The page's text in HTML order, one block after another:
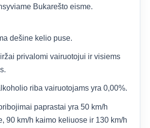
Bukarešto eisme.
dešine kelio puse.
privalomi vairuotojui ir visiems
riba vairuotojams yra 0,00%.
paprastai yra 50 km/h
90 km/h kaimo keliuose ir 130 km/h